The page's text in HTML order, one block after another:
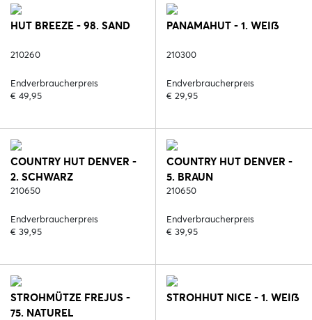
HUT BREEZE - 98. SAND
210260
Endverbraucherpreis
€ 49,95
PANAMAHUT - 1. WEIß
210300
Endverbraucherpreis
€ 29,95
COUNTRY HUT DENVER -
2. SCHWARZ
210650
Endverbraucherpreis
€ 39,95
COUNTRY HUT DENVER -
5. BRAUN
210650
Endverbraucherpreis
€ 39,95
STROHMÜTZE FREJUS -
75. NATUREL
STROHHUT NICE - 1. WEIß